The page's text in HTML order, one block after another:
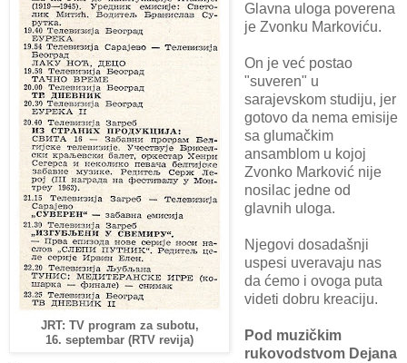
JRT: TV program za subotu,
16. septembar (RTV revija)
Glavna uloga poverena
je Zvonku Markoviću.
On je već postao
"suveren" u
sarajevskom studiju, jer
gotovo da nema emisije
sa glumačkim
ansamblom u kojoj
Zvonko Marković nije
nosilac jedne od
glavnih uloga.
Njegovi dosadašnji
uspesi uveravaju nas
da ćemo i ovoga puta
videti dobru kreaciju.
Pod muzičkim
rukovodstvom Dejana